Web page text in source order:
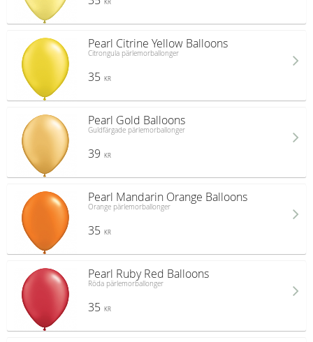
KR
Pearl Citrine Yellow Balloons
Citrongula pärlemorballonger
35 KR
Pearl Gold Balloons
Guldfärgade pärlemorballonger
39 KR
Pearl Mandarin Orange Balloons
Orange pärlemorballonger
35 KR
Pearl Ruby Red Balloons
Röda pärlemorballonger
35 KR